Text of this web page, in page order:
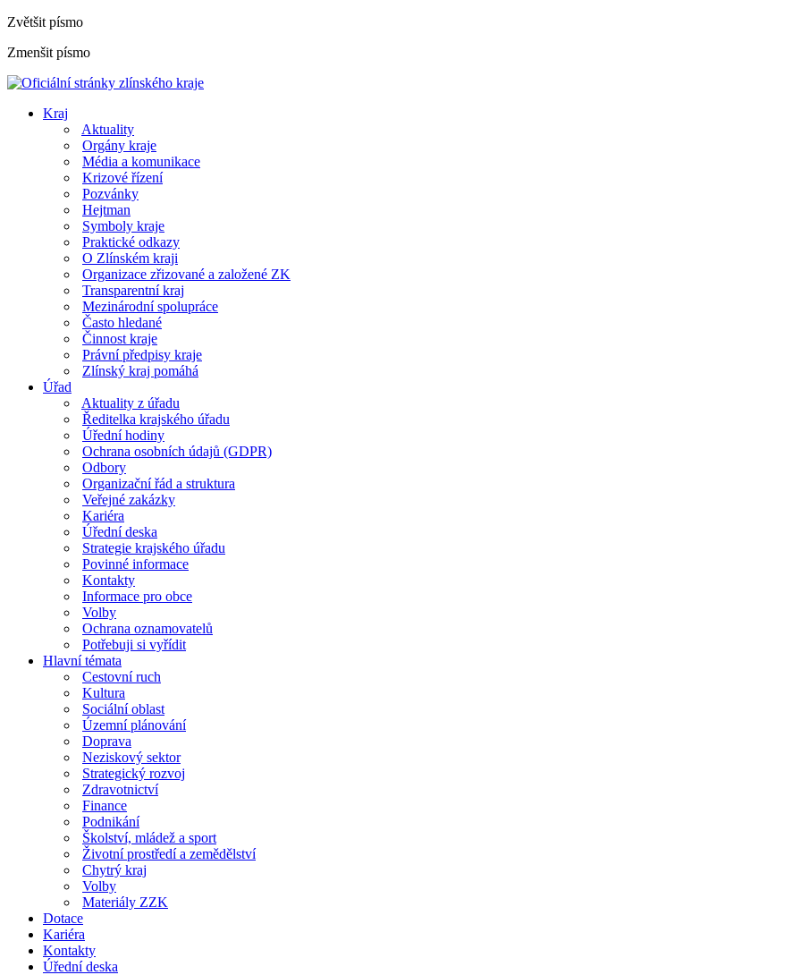
Zvětšit písmo
Zmenšit písmo
Kraj
Aktuality
Orgány kraje
Média a komunikace
Krizové řízení
Pozvánky
Hejtman
Symboly kraje
Praktické odkazy
O Zlínském kraji
Organizace zřizované a založené ZK
Transparentní kraj
Mezinárodní spolupráce
Často hledané
Činnost kraje
Právní předpisy kraje
Zlínský kraj pomáhá
Úřad
Aktuality z úřadu
Ředitelka krajského úřadu
Úřední hodiny
Ochrana osobních údajů (GDPR)
Odbory
Organizační řád a struktura
Veřejné zakázky
Kariéra
Úřední deska
Strategie krajského úřadu
Povinné informace
Kontakty
Informace pro obce
Volby
Ochrana oznamovatelů
Potřebuji si vyřídit
Hlavní témata
Cestovní ruch
Kultura
Sociální oblast
Územní plánování
Doprava
Neziskový sektor
Strategický rozvoj
Zdravotnictví
Finance
Podnikání
Školství, mládež a sport
Životní prostředí a zemědělství
Chytrý kraj
Volby
Materiály ZZK
Dotace
Kariéra
Kontakty
Úřední deska